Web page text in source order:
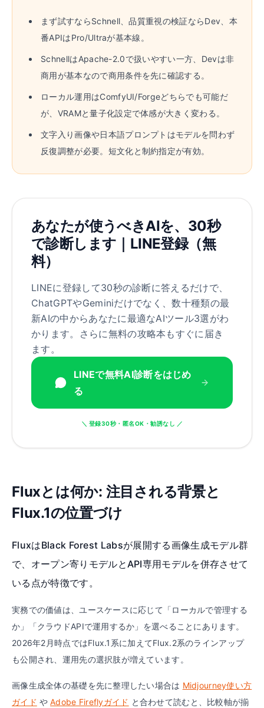
まず試すならSchnell、品質重視の検証ならDev、本
番APIはPro/Ultraが基本線。
SchnellはApache-2.0で扱いやすい一方、Devは非
商用が基本なので商用条件を先に確認する。
ローカル運用はComfyUI/Forgeどちらでも可能だ
が、VRAMと量子化設定で体感が大きく変わる。
文字入り画像や日本語プロンプトはモデルを問わず
反復調整が必要。短文化と制約指定が有効。
あなたが使うべきAIを、30秒
で診断します｜LINE登録（無
料）
LINEに登録して30秒の診断に答えるだけで、
ChatGPTやGeminiだけでなく、数十種類の最
新AIの中からあなたに最適なAIツール3選がわ
かります。さらに無料の攻略本もすぐに届き
ます。
LINEで無料AI診断をはじめ
る
＼ 登録30秒・匿名OK・勧誘なし ／
Fluxとは何か: 注目される背景と
Flux.1の位置づけ
FluxはBlack Forest Labsが展開する画像生成モデル群
で、オープン寄りモデルとAPI専用モデルを併存させて
いる点が特徴です。
実務での価値は、ユースケースに応じて「ローカルで管理する
か」「クラウドAPIで運用するか」を選べることにあります。
2026年2月時点ではFlux.1系に加えてFlux.2系のラインアップ
も公開され、運用先の選択肢が増えています。
画像生成全体の基礎を先に整理したい場合は Midjourney使い方
ガイド や Adobe Fireflyガイド と合わせて読むと、比較軸が揃